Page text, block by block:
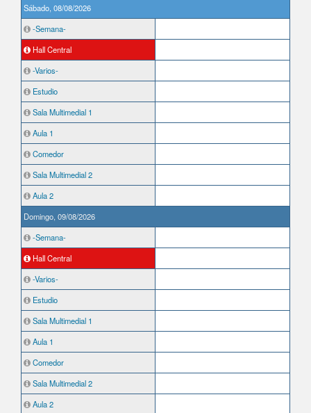
Sábado, 08/08/2026
-Semana-
Hall Central
-Varios-
Estudio
Sala Multimedial 1
Aula 1
Comedor
Sala Multimedial 2
Aula 2
Domingo, 09/08/2026
-Semana-
Hall Central
-Varios-
Estudio
Sala Multimedial 1
Aula 1
Comedor
Sala Multimedial 2
Aula 2